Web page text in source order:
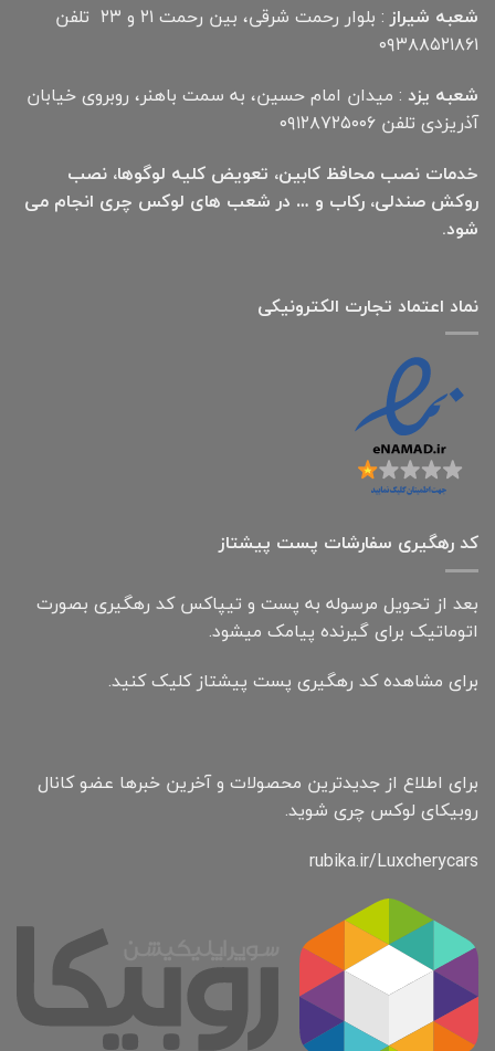
شعبه شیراز
: بلوار رحمت شرقی، بین رحمت ۲۱ و ۲۳ تلفن
۰۹۳۸۸۵۲۱۸۶۱
شعبه یزد : میدان امام حسین، به سمت باهنر، روبروی خیابان
آذریزدی تلفن ۰۹۱۲۸۷۲۵۰۰۶
خدمات نصب محافظ کابین، تعویض کلیه لوگوها، نصب
روکش صندلی، رکاب و … در شعب های لوکس چری انجام می
شود.
نماد اعتماد تجارت الكترونیكی
کد رهگیری سفارشات پست پیشتاز
بعد از تحویل مرسوله به پست و تیپاکس کد رهگیری بصورت
اتوماتیک برای گیرنده پیامک میشود.
برای مشاهده کد رهگیری پست پیشتاز کلیک کنید.
برای اطلاع از جدیدترین محصولات و آخرین خبرها عضو کانال
روبیکای لوکس چری شوید.
rubika.ir/Luxcherycars